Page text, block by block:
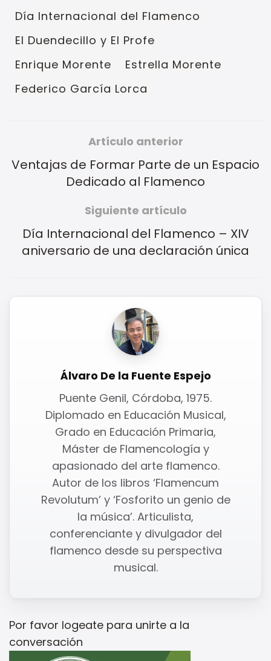
Día Internacional del Flamenco
El Duendecillo y El Profe
Enrique Morente
Estrella Morente
Federico García Lorca
Artículo anterior
Ventajas de Formar Parte de un Espacio
Dedicado al Flamenco
Siguiente artículo
Día Internacional del Flamenco – XIV
aniversario de una declaración única
Álvaro De la Fuente Espejo
Puente Genil, Córdoba, 1975.
Diplomado en Educación Musical,
Grado en Educación Primaria,
Máster de Flamencología y
apasionado del arte flamenco.
Autor de los libros ‘Flamencum
Revolutum’ y ‘Fosforito un genio de
la música’. Articulista,
conferenciante y divulgador del
flamenco desde su perspectiva
musical.
Por favor logeate para unirte a la
conversación